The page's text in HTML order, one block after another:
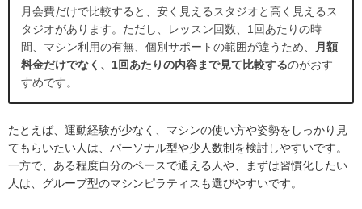
月会費だけで比較すると、安く見えるスタジオと高く見えるス
タジオがあります。ただし、レッスン回数、1回あたりの時
間、マシン利用の有無、個別サポートの範囲が違うため、
月額
料金だけでなく、1回あたりの内容まで見て比較するのがおす
すめです。
たとえば、運動経験が少なく、マシンの使い方や姿勢をしっかり見
てもらいたい人は、パーソナル型や少人数制を検討しやすいです。
一方で、ある程度自分のペースで通える人や、まずは習慣化したい
人は、グループ型のマシンピラティスも選びやすいです。